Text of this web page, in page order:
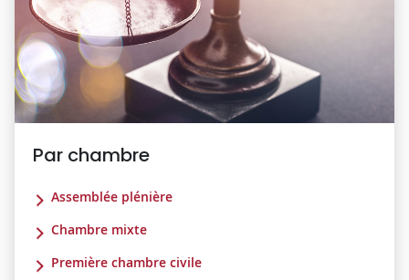
Par chambre
Assemblée plénière
Chambre mixte
Première chambre civile